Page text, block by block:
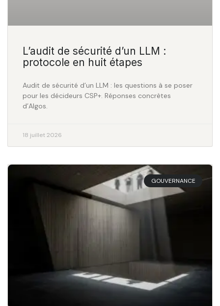
L’audit de sécurité d’un LLM :
protocole en huit étapes
Audit de sécurité d’un LLM : les questions à se poser
pour les décideurs CSP+. Réponses concrètes
d’Algos.
18 juillet 2026
GOUVERNANCE